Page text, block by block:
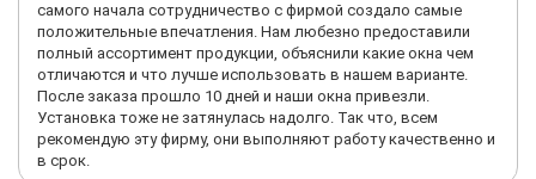
самого начала сотрудничество с фирмой создало самые
положительные впечатления. Нам любезно предоставили
полный ассортимент продукции, объяснили какие окна чем
отличаются и что лучше использовать в нашем варианте.
После заказа прошло 10 дней и наши окна привезли.
Установка тоже не затянулась надолго. Так что, всем
рекомендую эту фирму, они выполняют работу качественно и
в срок.